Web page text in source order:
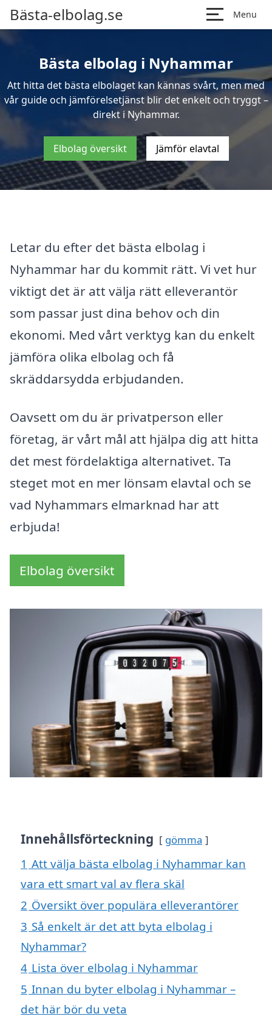
Bästa-elbolag.se Menu
Bästa elbolag i Nyhammar
Att hitta det bästa elbolaget kan kännas svårt, men med
vår guide och jämförelsetjänst blir det enkelt och tryggt –
direkt i Nyhammar.
Elbolag översikt Jämför elavtal
Letar du efter det bästa elbolag i
Nyhammar har du kommit rätt. Vi vet hur
viktigt det är att välja rätt elleverantör
som passar just dina behov och din
ekonomi. Med vårt verktyg kan du enkelt
jämföra olika elbolag och få
skräddarsydda erbjudanden.
Oavsett om du är privatperson eller
företag, är vårt mål att hjälpa dig att hitta
det mest fördelaktiga alternativet. Ta
steget mot en mer lönsam elavtal och se
vad Nyhammars elmarknad har att
erbjuda!
Elbolag översikt
Innehållsförteckning gömma
1 Att välja bästa elbolag i Nyhammar kan
vara ett smart val av flera skäl
2 Översikt över populära elleverantörer
3 Så enkelt är det att byta elbolag i
Nyhammar?
4 Lista över elbolag i Nyhammar
5 Innan du byter elbolag i Nyhammar –
det här bör du veta